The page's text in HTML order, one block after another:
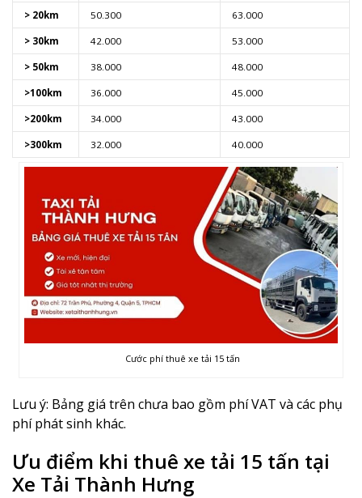
> 20km 50.300 63.000
> 30km 42.000 53.000
> 50km 38.000 48.000
>100km 36.000 45.000
>200km 34.000 43.000
>300km 32.000 40.000
Cước phí thuê xe tải 15 tấn
Lưu ý: Bảng giá trên chưa bao gồm phí VAT và các phụ
phí phát sinh khác.
Ưu điểm khi thuê xe tải 15 tấn tại
Xe Tải Thành Hưng